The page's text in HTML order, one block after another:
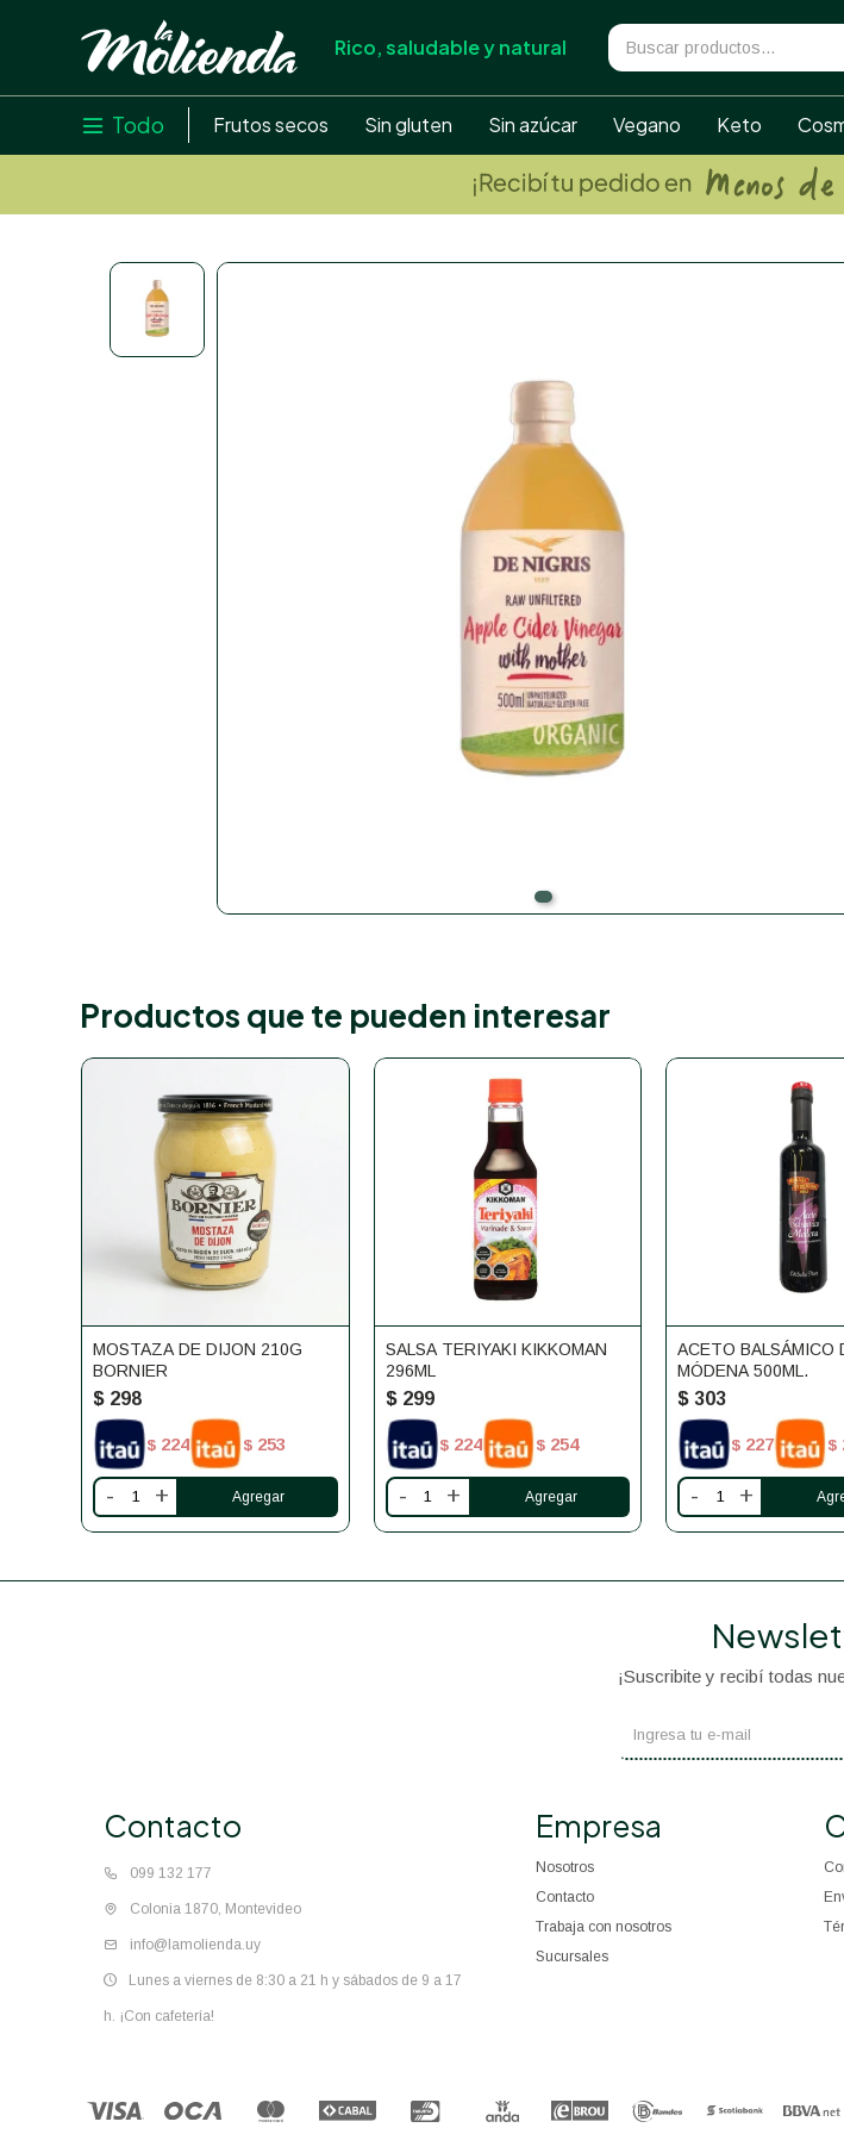
Rico, saludable y natural
 Todo Frutos secos Sin gluten Sin azúcar Vegano Keto
Productos que te pueden interesar
MOSTAZA DE DIJON 210G
BORNIER
$ 298
$ 224 $ 253
- +
SALSA TERIYAKI KIKKOMAN
296ML
$ 299
$ 224 $ 254
- +
ACETO BALSÁMICO
MÓDENA 500ML.
$ 303
$ 227 $
- +
Contacto
099 132 177
Colonia 1870, Montevideo
info@lamolienda.uy
Lunes a viernes de 8:30 a 21 h y sábados de 9 a 17
h. ¡Con cafetería!
Empresa
Nosotros
Contacto
Trabaja con nosotros
Sucursales
¡Suscribite y recibí todas
close
store
local_shipping
credit_card